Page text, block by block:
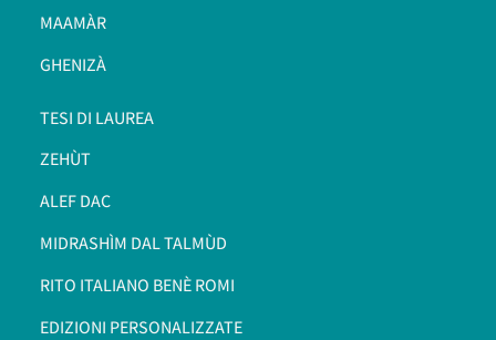
MAAMÀR
GHENIZÀ
TESI DI LAUREA
ZEHÙT
ALEF DAC
MIDRASHÌM DAL TALMÙD
RITO ITALIANO BENÈ ROMI​
EDIZIONI PERSONALIZZATE